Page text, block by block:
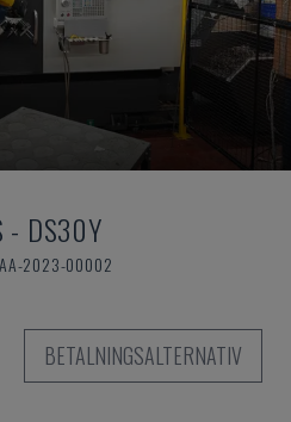
- DS30Y
2023-00002
BETALNINGSALTERNATIV